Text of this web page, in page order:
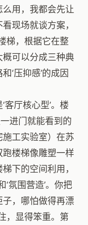
用，我都会先让
现场就谈方案，
梯，根据它在整
可以分成三种典
‘压抑感’的成因
客厅核心型’。楼
进门就能看到的
工实验室）在苏
楼梯像雕塑一样
下的空间利用，
‘氛围营造’。你把
，哪怕做得再漂
，显得笨重。第